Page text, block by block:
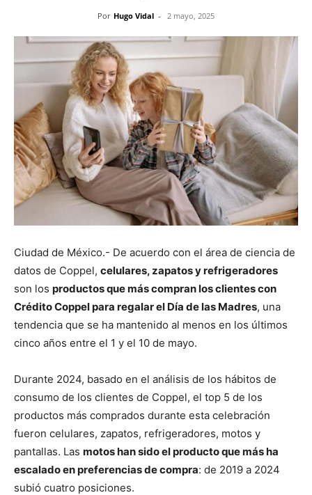
Por Hugo Vidal - 2 mayo, 2025
Ciudad de México.- De acuerdo con el área de ciencia de
datos de Coppel, celulares, zapatos y refrigeradores
son los productos que más compran los clientes con
Crédito Coppel para regalar el Día de las Madres, una
tendencia que se ha mantenido al menos en los últimos
cinco años entre el 1 y el 10 de mayo.
Durante 2024, basado en el análisis de los hábitos de
consumo de los clientes de Coppel, el top 5 de los
productos más comprados durante esta celebración
fueron celulares, zapatos, refrigeradores, motos y
pantallas. Las motos han sido el producto que más ha
escalado en preferencias de compra: de 2019 a 2024
subió cuatro posiciones.